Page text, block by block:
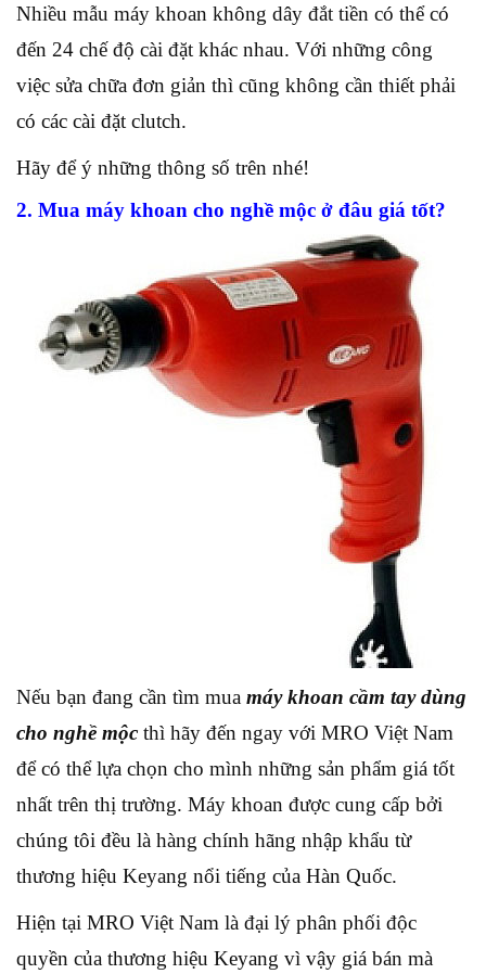
Nhiều mẫu máy khoan không dây đắt tiền có thể có
đến 24 chế độ cài đặt khác nhau. Với những công
việc sửa chữa đơn giản thì cũng không cần thiết phải
có các cài đặt clutch.
Hãy để ý những thông số trên nhé!
2. Mua máy khoan cho nghề mộc ở đâu giá tốt?
Nếu bạn đang cần tìm mua máy khoan cầm tay dùng
cho nghề mộc thì hãy đến ngay với MRO Việt Nam
để có thể lựa chọn cho mình những sản phẩm giá tốt
nhất trên thị trường. Máy khoan được cung cấp bởi
chúng tôi đều là hàng chính hãng nhập khẩu từ
thương hiệu Keyang nổi tiếng của Hàn Quốc.
Hiện tại MRO Việt Nam là đại lý phân phối độc
quyền của thương hiệu Keyang vì vậy giá bán mà